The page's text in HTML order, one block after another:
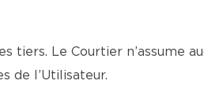
tiers. Le Courtier n’assume
de l’Utilisateur.